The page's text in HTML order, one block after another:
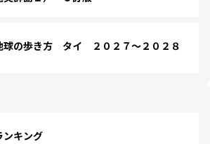
の歩き方 タイ ２０２７～２０２８
ンキング